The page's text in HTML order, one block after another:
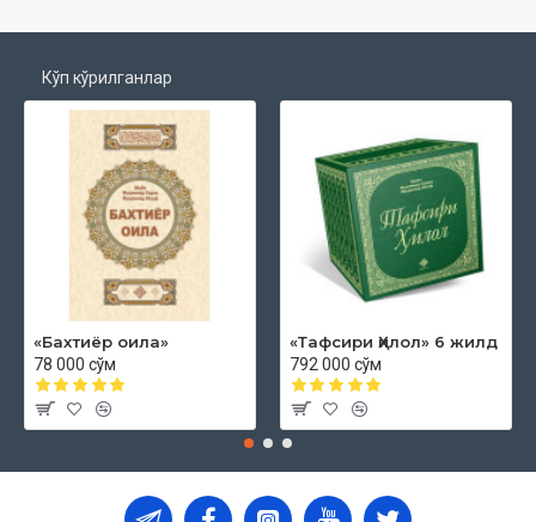
Кўп кўрилганлар
«Бахтиёр оила»
78 000 сўм
«Тафсири Ҳилол» 6 жилд
792 000 сўм